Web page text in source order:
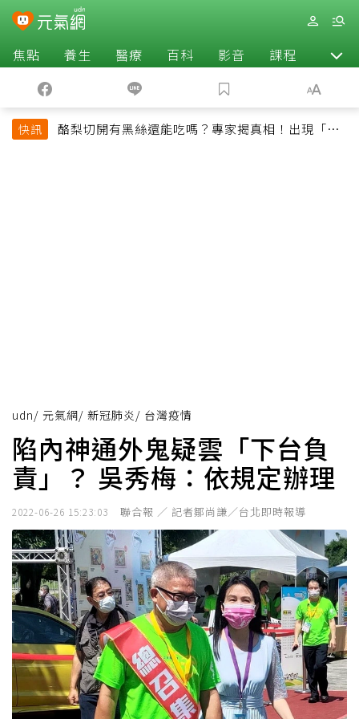
焦點 養生 醫療 百科 影音 課程 退休
快訊
酪梨切開有黑絲還能吃嗎？專家揭真相！出現「3情
udn/ 元氣網/ 新冠肺炎 / 台灣疫情
陷內神通外鬼疑雲「下台負
責」？ 吳秀梅：依規定辦理
2022-06-26 15:23:03 聯合報 ／ 記者鄒尚謙／台北即時報導